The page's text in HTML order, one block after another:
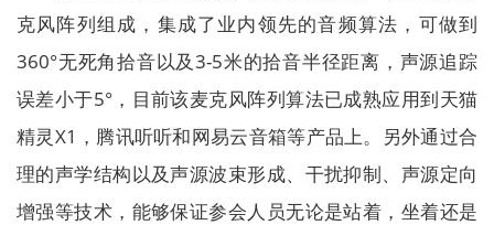
克风阵列组成，集成了业内领先的音频算法，可做到
360°无死角拾音以及3-5米的拾音半径距离，声源追踪
误差小于5°，目前该麦克风阵列算法已成熟应用到天猫
精灵X1，腾讯听听和网易云音箱等产品上。另外通过合
理的声学结构以及声源波束形成、干扰抑制、声源定向
增强等技术，能够保证参会人员无论是站着，坐着还是